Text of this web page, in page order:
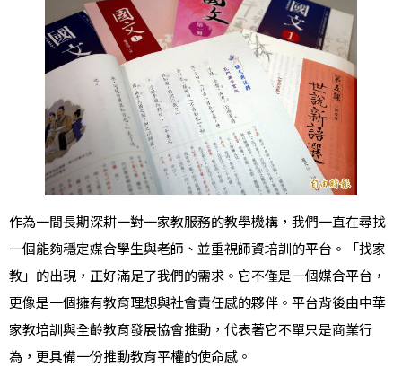
作為一間長期深耕一對一家教服務的教學機構，我們一直在尋找
一個能夠穩定媒合學生與老師、並重視師資培訓的平台。「找家
教」的出現，正好滿足了我們的需求。它不僅是一個媒合平台，
更像是一個擁有教育理想與社會責任感的夥伴。平台背後由中華
家教培訓與全齡教育發展協會推動，代表著它不單只是商業行
為，更具備一份推動教育平權的使命感。